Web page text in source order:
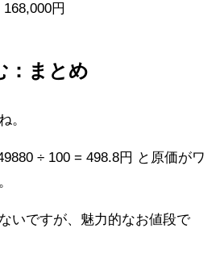
円
：まとめ
。
÷ 100 = 498.8円 と原価がワ
いですが、魅力的なお値段で